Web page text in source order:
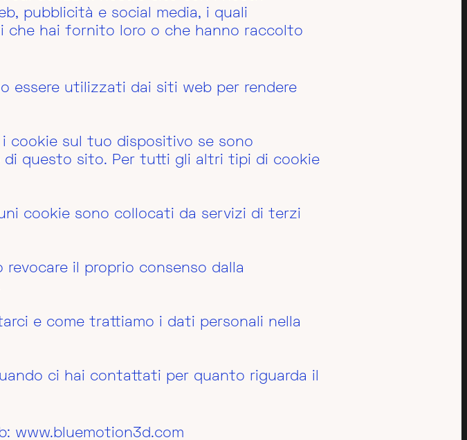
pubblicità e social media, i quali
che hai fornito loro o che hanno raccolto
essere utilizzati dai siti web per rendere
cookie sul tuo dispositivo se sono
questo sito. Per tutti gli altri tipi di cookie
cookie sono collocati da servizi di terzi
il proprio consenso dalla
e come trattiamo i dati personali nella
ci hai contattati per quanto riguarda il
www.bluemotion3d.com